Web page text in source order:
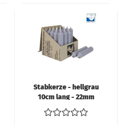
Stabkerze - hellgrau
10cm lang - 22mm
Durchmesser